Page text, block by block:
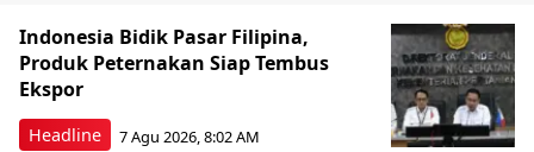
Headline
Indonesia Bidik Pasar Filipina,
Produk Peternakan Siap Tembus
Ekspor
7 Agu 2026, 8:02 AM